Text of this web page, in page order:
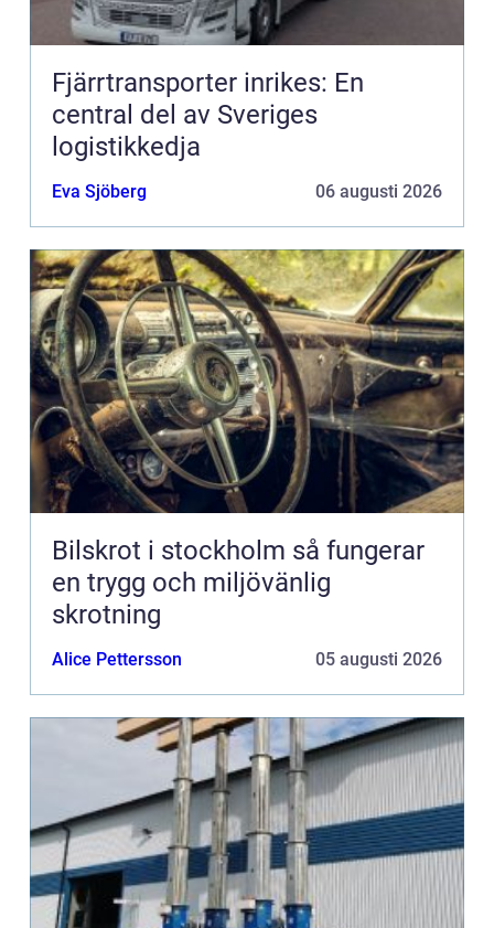
Fjärrtransporter inrikes: En
central del av Sveriges
logistikkedja
Eva Sjöberg 06 augusti 2026
Bilskrot i stockholm så fungerar
en trygg och miljövänlig
skrotning
Alice Pettersson 05 augusti 2026